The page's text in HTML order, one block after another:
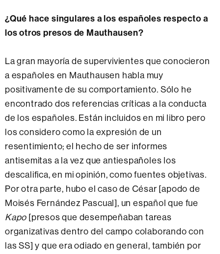
¿Qué hace singulares a los españoles respecto a
los otros presos de Mauthausen?
La gran mayoría de supervivientes que conocieron
a españoles en Mauthausen habla muy
positivamente de su comportamiento. Sólo he
encontrado dos referencias críticas a la conducta
de los españoles. Están incluidos en mi libro pero
los considero como la expresión de un
resentimiento; el hecho de ser informes
antisemitas a la vez que antiespañoles los
descalifica, en mi opinión, como fuentes objetivas.
Por otra parte, hubo el caso de César [apodo de
Moisés Fernández Pascual], un español que fue
Kapo [presos que desempeñaban tareas
organizativas dentro del campo colaborando con
las SS] y que era odiado en general, también por